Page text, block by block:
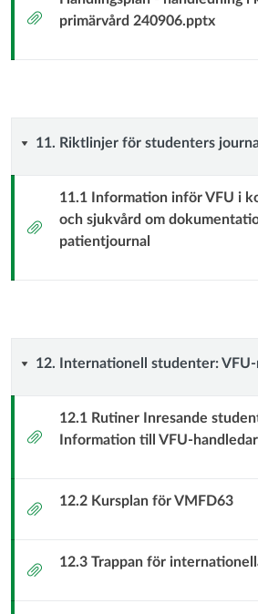
handledare
kommunal
Bilaga
primärvård 240906.pptx
11.
Riktlinjer
för
hälso-
sjukvård
11. Riktlinjer för studenters journaldokumentation i
Bilaga
11.1 Information inför VFU i
och sjukvård om
patientjournal
12.
Internationell
studenter:
material
12. Internationell studenter: VFU-relaterat material för dig som
Bilaga
12.1 Rutiner Inresande
Information till VFU-
Bilaga 12.2 Kursplan för VMFD63
Bilaga 12.3 Trappan för